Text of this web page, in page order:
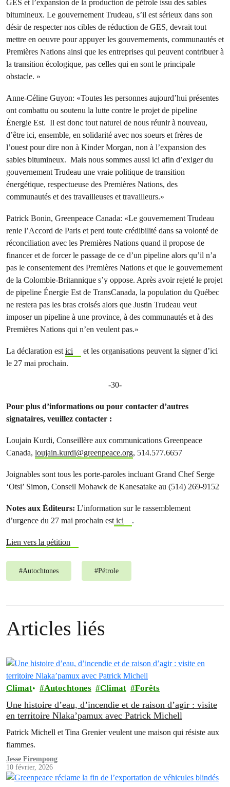
GES et l’expansion de la production de pétrole issu des sables
bitumineux. Le gouvernement Trudeau, s’il est sérieux dans son
désir de respecter nos cibles de réduction de GES, devrait tout
mettre en oeuvre pour appuyer les gouvernements, communautés et
Premières Nations ainsi que les entreprises qui peuvent contribuer à
la transition écologique, pas celles qui en sont le principale
obstacle. »
Anne-Céline Guyon: «Toutes les personnes aujourd’hui présentes
ont combattu ou soutenu la lutte contre le projet de pipeline
Énergie Est. Il est donc tout naturel de nous réunir à nouveau,
d’être ici, ensemble, en solidarité avec nos soeurs et frères de
l’ouest pour dire non à Kinder Morgan, non à l’expansion des
sables bitumineux. Mais nous sommes aussi ici afin d’exiger du
gouvernement Trudeau une vraie politique de transition
énergétique, respectueuse des Premières Nations, des
communautés et des travailleuses et travailleurs.»
Patrick Bonin, Greenpeace Canada: «Le gouvernement Trudeau
renie l’Accord de Paris et perd toute crédibilité dans sa volonté de
réconciliation avec les Premières Nations quand il propose de
financer et de forcer le passage de ce d’un pipeline alors qu’il n’a
pas le consentement des Premières Nations et que le gouvernement
de la Colombie-Britannique s’y oppose. Après avoir rejeté le projet
de pipeline Énergie Est de TransCanada, la population du Québec
ne restera pas les bras croisés alors que Justin Trudeau veut
imposer un pipeline à une province, à des communautés et à des
Premières Nations qui n’en veulent pas.»
La déclaration estici
et les organisations peuvent la signer d’ici
le 27 mai prochain.
-30-
Pour plus d’informations ou pour contacter d’autres
signataires, veuillez contacter :
Loujain Kurdi, Conseillère aux communications Greenpeace
Canada, loujain.kurdi@greenpeace.org, 514.577.6657
Joignables sont tous les porte-paroles incluant Grand Chef Serge
‘Otsi’ Simon, Conseil Mohawk de Kanesatake au (514) 269-9152
Notes aux Éditeurs: L’information sur le rassemblement
d’urgence du 27 mai prochain estici .
Lien vers la pétition
#Autochtones #Pétrole
Articles liés
Climat Autochtones Climat Forêts
Une histoire d’eau, d’incendie et de raison d’agir : visite
en territoire Nlaka’pamux avec Patrick Michell
Patrick Michell et Tina Grenier veulent une maison qui résiste aux
flammes.
Jesse Firempong
10 février, 2026